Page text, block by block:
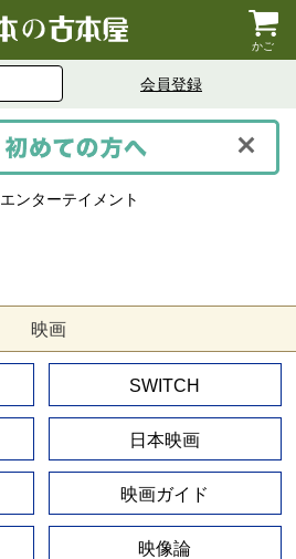
かご
会員登録
エンターテイメント
映画
SWITCH
日本映画
映画ガイド
映像論